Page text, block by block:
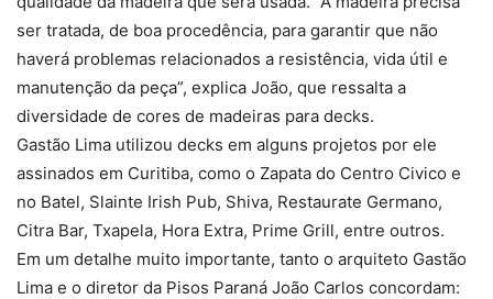
ser tratada, de boa procedência, para garantir que não
haverá problemas relacionados a resistência, vida útil e
manutenção da peça”, explica João, que ressalta a
diversidade de cores de madeiras para decks.
Gastão Lima utilizou decks em alguns projetos por ele
assinados em Curitiba, como o Zapata do Centro Civico e
no Batel, Slainte Irish Pub, Shiva, Restaurate Germano,
Citra Bar, Txapela, Hora Extra, Prime Grill, entre outros.
Em um detalhe muito importante, tanto o arquiteto Gastão
Lima e o diretor da Pisos Paraná João Carlos concordam: